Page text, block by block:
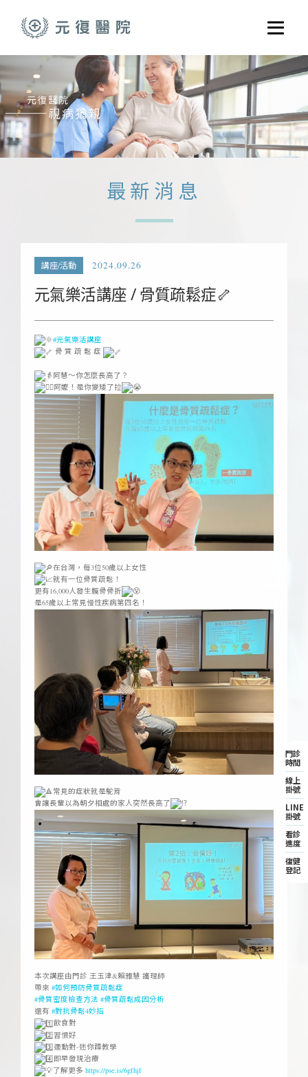
選單
關於元復
就醫指南
醫學門診
醫療養護服務
最新消息
講座/活動 2024.09.26
元氣樂活講座 / 骨質疏鬆症🦴
#元氣樂活講座
骨 質 疏 鬆 症
阿慧～你怎麼長高了？
阿嬤！是你變矮了拉
在台灣，每3位50歲以上女性
就有一位骨質疏鬆！
更有16,000人發生髖骨骨折
是65歲以上常見慢性疾病第四名！
常見的症狀就是駝背
會讓長輩以為朝夕相處的家人突然長高了
本次講座由門診 王玉津&賴雅慧 護理師
帶來 #如何預防骨質疏鬆症
#骨質密度檢查方法 #骨質疏鬆成因分析
還有 #對抗骨鬆4妙招
飲食對
習慣好
運動對-迷你蹲教學
即早發現治療
了解更多 https://pse.is/6gfhjf
門診
時間
線上
掛號
LINE
掛號
看診
進度
復健
登記